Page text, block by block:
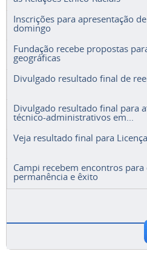
Inscrições para apresentação
domingo
Fundação recebe propostas
geográficas
Divulgado resultado final de
Divulgado resultado final para
técnico-administrativos em...
Veja resultado final para
Campi recebem encontros para
permanência e êxito